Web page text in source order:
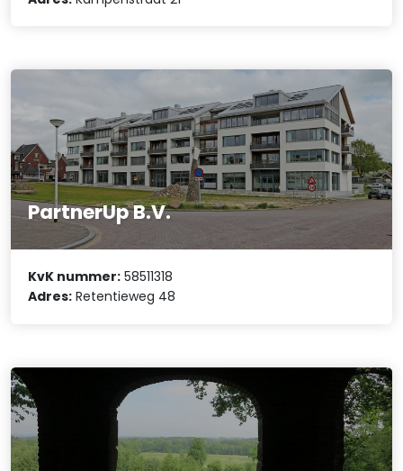
PartnerUp B.V.
KvK nummer: 58511318
Adres: Retentieweg 48